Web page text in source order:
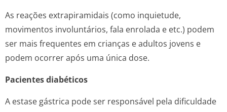
As reações extrapiramidais (como inquietude,
movimentos involuntários, fala enrolada e etc.) podem
ser mais frequentes em crianças e adultos jovens e
podem ocorrer após uma única dose.
Pacientes diabéticos
A estase gástrica pode ser responsável pela dificuldade